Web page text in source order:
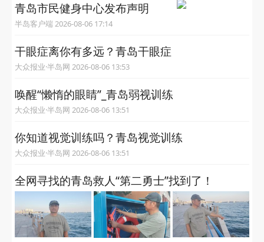
青岛市民健身中心发布声明
半岛客户端 2026-08-06 17:14
干眼症离你有多远？青岛干眼症
大众报业·半岛网 2026-08-06 13:53
唤醒“懒惰的眼睛”_青岛弱视训练
大众报业·半岛网 2026-08-06 13:51
你知道视觉训练吗？青岛视觉训练
大众报业·半岛网 2026-08-06 13:51
全网寻找的青岛救人“第二勇士”找到了！